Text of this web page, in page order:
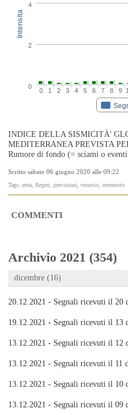
Intensita
0 1 2 3 4 5 6 7 8 9
0
2
4
INDICE DELLA SISMICITÀ'
MEDITERRANEA PREVISTA
Rumore di fondo (= sciami o
Scritto sabato 06 giugno 2020 alle 09:22
Tags: etna, flegrei, previsioni, vesuvio, terremoto
COMMENTI
Archivio 2021 (354)
dicembre (16)
20.12.2021 - Segnali ricevuti il 20
19.12.2021 - Segnali ricevuti il 13
13.12.2021 - Segnali ricevuti il 12
13.12.2021 - Segnali ricevuti il 11
13.12.2021 - Segnali ricevuti il 10
13.12.2021 - Segnali ricevuti il 09